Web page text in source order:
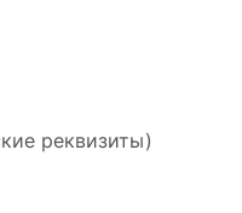
реквизиты)